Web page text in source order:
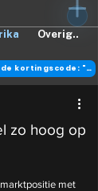
Overig..
Profiteer nu van 50% korting met de kortingscode: "DANK"
zo hoog op
met